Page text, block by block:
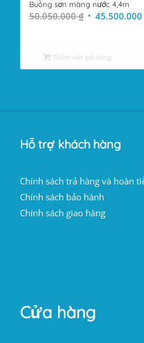
Buồng sơn màng nước 4,4m
50.050.000₫ Giá
50.050.000 ₫.
45.500.000
Thêm vào giỏ hàng
Hỗ trợ khách hàng
Chính sách trả hàng và hoàn
Chính sách bảo hành
Chính sách giao hàng
Cửa hàng